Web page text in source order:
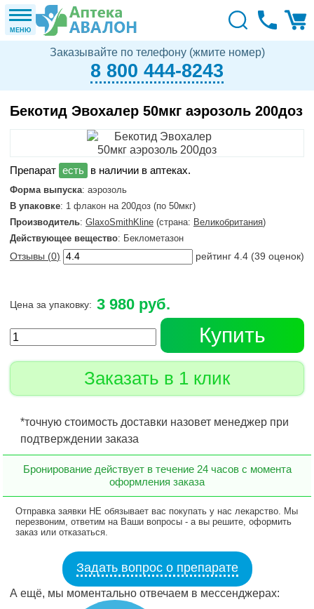
МЕНЮ
Заказывайте по телефону (жмите номер)
8 800 444-8243
Бекотид Эвохалер 50мкг аэрозоль 200доз
в наличии в аптеках.
Форма выпуска: аэрозоль
В упаковке: 1 флакон на 200доз (по 50мкг)
Производитель: GlaxoSmithKline (страна: Великобритания)
Действующее вещество: Беклометазон
Отзывы (0) рейтинг 4.4 (39 оценок)
Цена за упаковку: 3 980 руб.
Купить
Заказать в 1 клик
*точную стоимость доставки назовет менеджер при
подтверждении заказа
Бронирование действует в течение 24 часов с момента
оформления заказа
Отправка заявки НЕ обязывает вас покупать у нас лекарство. Мы
перезвоним, ответим на Ваши вопросы - а вы решите, оформить
заказ или отказаться.
Задать вопрос о препарате
А ещё, мы моментально отвечаем в мессенджерах: